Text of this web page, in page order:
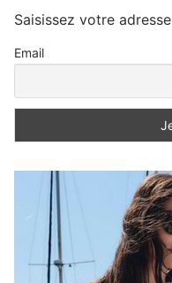
Saisissez votre
Email